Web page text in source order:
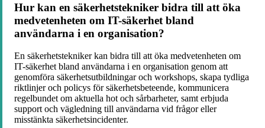
Hur kan en säkerhetstekniker bidra till att öka
medvetenheten om IT-säkerhet bland
användarna i en organisation?
En säkerhetstekniker kan bidra till att öka medvetenheten om
IT-säkerhet bland användarna i en organisation genom att
genomföra säkerhetsutbildningar och workshops, skapa tydliga
riktlinjer och policys för säkerhetsbeteende, kommunicera
regelbundet om aktuella hot och sårbarheter, samt erbjuda
support och vägledning till användarna vid frågor eller
misstänkta säkerhetsincidenter.